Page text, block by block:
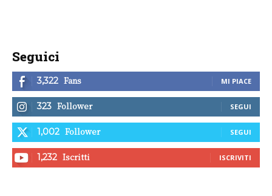
Seguici
3,322 Fans MI PIACE
323 Follower SEGUI
1,002 Follower SEGUI
1,232 Iscritti ISCRIVITI